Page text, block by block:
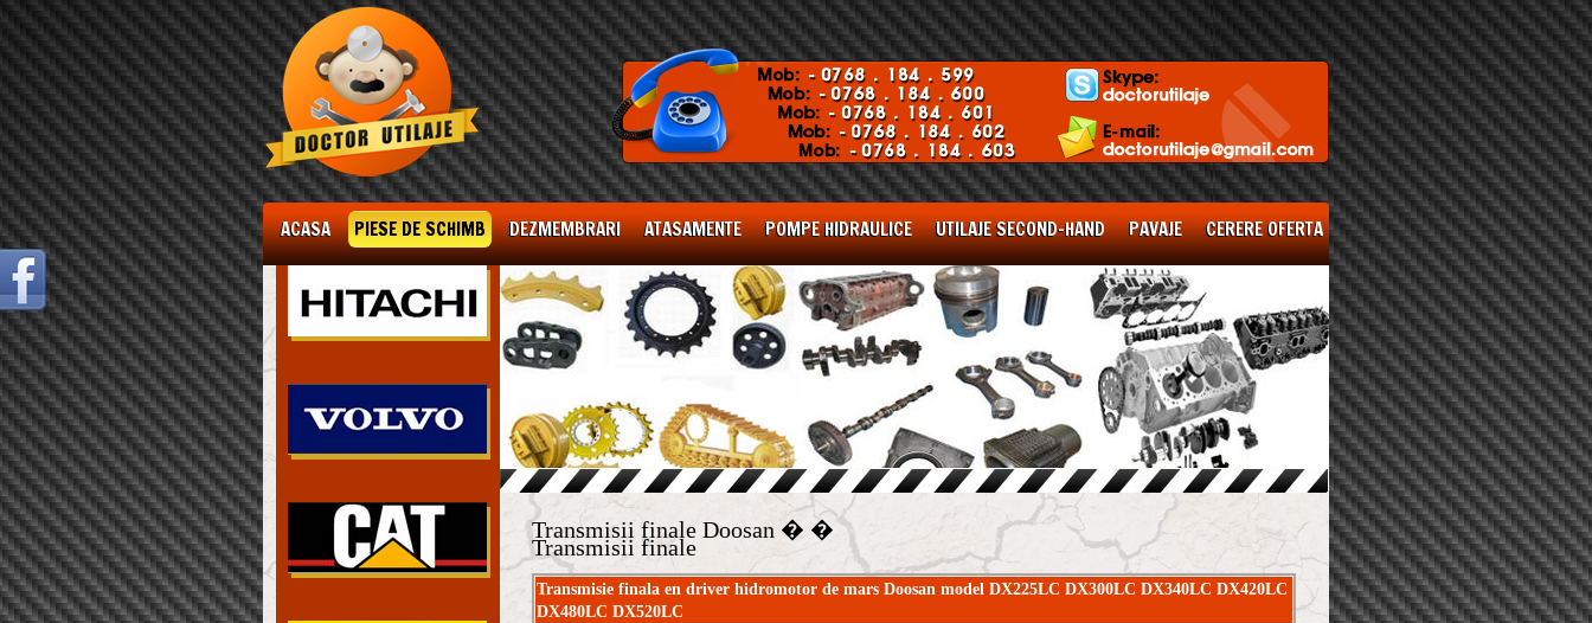
ACASA PIESE DE SCHIMB DEZMEMBRARI ATASAMENTE POMPE HIDRAULICE UTILAJE SECOND-HAND PAVAJE CERERE OFERTA
Transmisii finale Doosan � �
Transmisii finale
Transmisie finala en driver hidromotor de mars Doosan model DX225LC DX300LC DX340LC DX420LC
DX480LC DX520LC